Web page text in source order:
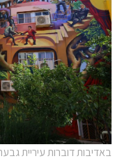
באדיבות דוברות עיריית